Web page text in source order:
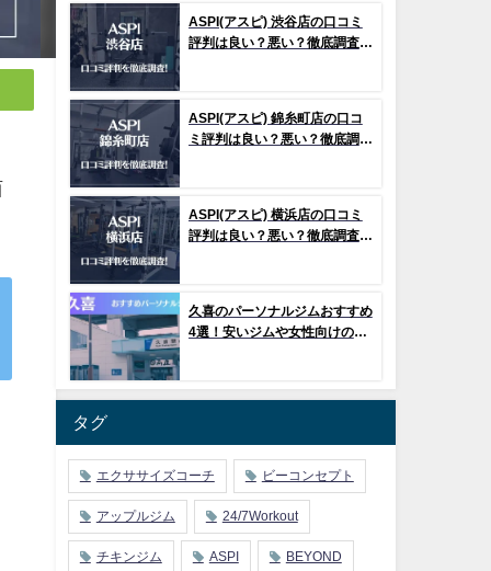
ASPI(アスピ) 渋谷店の口コミ
評判は良い？悪い？徹底調査し
ASPI(アスピ) 錦糸町店の口コ
ミ評判は良い？悪い？徹底調査
ASPI(アスピ) 横浜店の口コミ
評判は良い？悪い？徹底調査し
久喜のパーソナルジムおすすめ
4選！安いジムや女性向けのジ
タグ
エクササイズコーチ ビーコンセプト
アップルジム 24/7Workout
チキンジム ASPI BEYOND